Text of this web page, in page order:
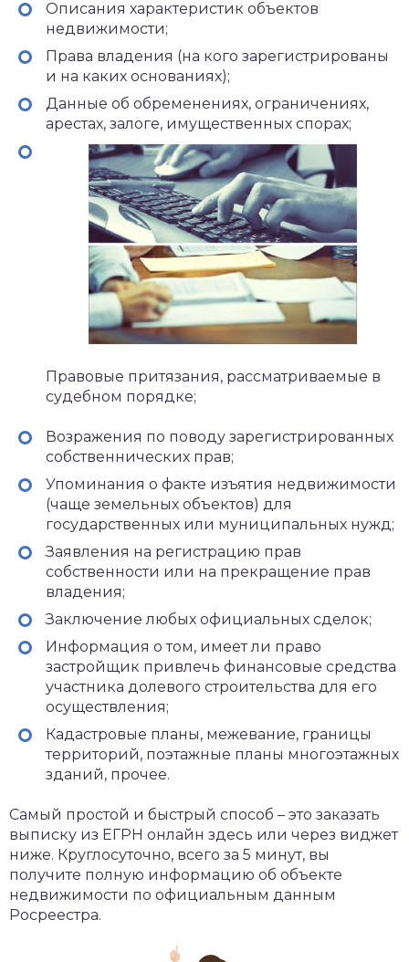
Описания характеристик объектов
недвижимости;
Права владения (на кого зарегистрированы
и на каких основаниях);
Данные об обременениях, ограничениях,
арестах, залоге, имущественных спорах;
Правовые притязания, рассматриваемые в
судебном порядке;
Возражения по поводу зарегистрированных
собственнических прав;
Упоминания о факте изъятия недвижимости
(чаще земельных объектов) для
государственных или муниципальных нужд;
Заявления на регистрацию прав
собственности или на прекращение прав
владения;
Заключение любых официальных сделок;
Информация о том, имеет ли право
застройщик привлечь финансовые средства
участника долевого строительства для его
осуществления;
Кадастровые планы, межевание, границы
территорий, поэтажные планы многоэтажных
зданий, прочее.
Самый простой и быстрый способ – это заказать
выписку из ЕГРН онлайн здесь или через виджет
ниже. Круглосуточно, всего за 5 минут, вы
получите полную информацию об объекте
недвижимости по официальным данным
Росреестра.